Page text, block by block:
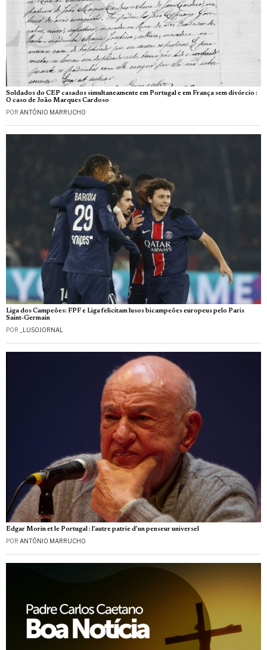
Soldados do CEP casados simultaneamente em Portugal e em França sem divórcio :
O caso de João Marques Cardoso
POR ANTÓNIO MARRUCHO
Liga dos Campeões: FPF e Liga felicitam lusos bicampeões europeus pelo Paris
Saint-Germain
POR _LUSOJORNAL
Edgar Morin et le Portugal : l’autre patrie d’un penseur universel
POR ANTÓNIO MARRUCHO